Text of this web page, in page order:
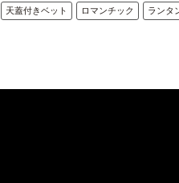
天蓋付きベット ロマンチック ランタ